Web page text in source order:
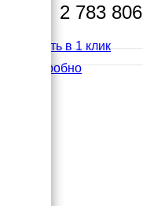
2 783 806
Купить в 1 клик
Подробно